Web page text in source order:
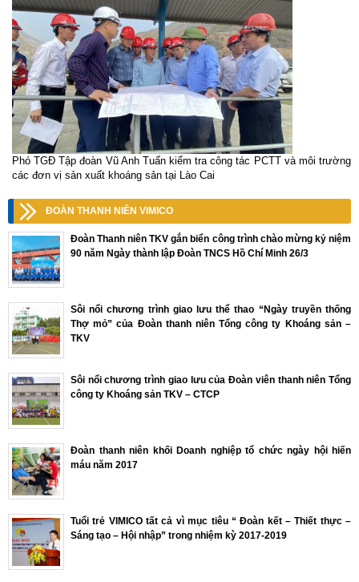
Phó TGĐ Tập đoàn Vũ Anh Tuấn kiểm tra công tác PCTT và môi trường
các đơn vị sản xuất khoáng sản tại Lào Cai
ĐOÀN THANH NIÊN VIMICO
Đoàn Thanh niên TKV gắn biển công trình chào mừng kỷ niệm
90 năm Ngày thành lập Đoàn TNCS Hồ Chí Minh 26/3
Sôi nổi chương trình giao lưu thể thao “Ngày truyền thống
Thợ mỏ” của Đoàn thanh niên Tổng công ty Khoáng sản –
TKV
Sôi nổi chương trình giao lưu của Đoàn viên thanh niên Tổng
công ty Khoáng sản TKV – CTCP
Đoàn thanh niên khối Doanh nghiệp tổ chức ngày hội hiến
máu năm 2017
Tuổi trẻ VIMICO tất cả vì mục tiêu “ Đoàn kết – Thiết thực –
Sáng tạo – Hội nhập” trong nhiệm kỳ 2017-2019